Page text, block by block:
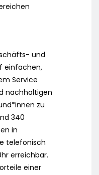
und
einfachen,
Service
nachhaltigen
zu
340
in
telefonisch
erreichbar.
einer